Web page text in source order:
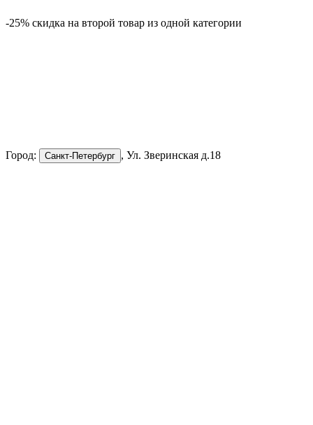
-25% скидка на второй товар из одной категории
Город: Санкт-Петербург , Ул. Зверинская д.18